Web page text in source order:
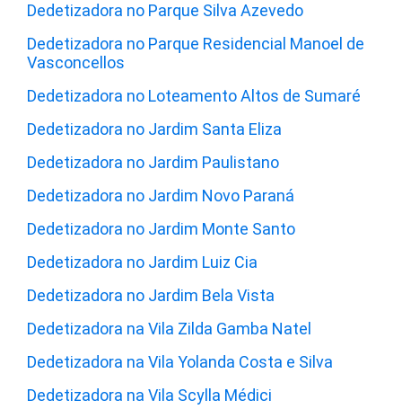
Dedetizadora no Parque Silva Azevedo
Dedetizadora no Parque Residencial Manoel de
Vasconcellos
Dedetizadora no Loteamento Altos de Sumaré
Dedetizadora no Jardim Santa Eliza
Dedetizadora no Jardim Paulistano
Dedetizadora no Jardim Novo Paraná
Dedetizadora no Jardim Monte Santo
Dedetizadora no Jardim Luiz Cia
Dedetizadora no Jardim Bela Vista
Dedetizadora na Vila Zilda Gamba Natel
Dedetizadora na Vila Yolanda Costa e Silva
Dedetizadora na Vila Scylla Médici